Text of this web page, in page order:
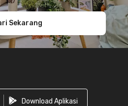
Sekarang
Download Aplikasi